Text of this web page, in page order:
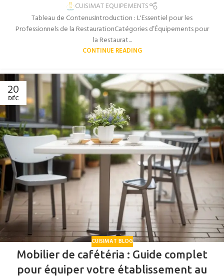
CUISIMAT EQUIPEMENTS
Tableau de ContenusIntroduction : L'Essentiel pour les
Professionnels de la RestaurationCatégories d’Équipements pour
la Restaurat...
CONTINUE READING
20
DÉC
CUISIMAT BLOG
Mobilier de cafétéria : Guide complet
pour équiper votre établissement au